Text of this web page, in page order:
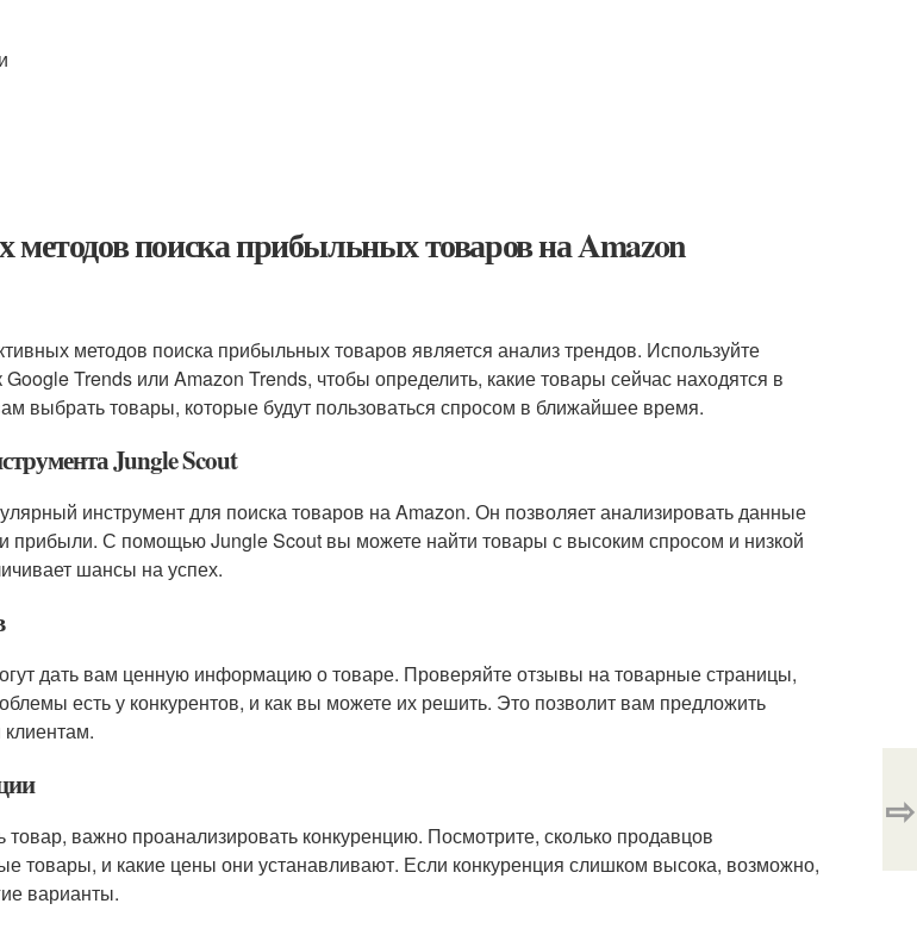
методов поиска прибыльных товаров на Amazon
методов поиска прибыльных товаров является анализ трендов. Используйте
Google Trends или Amazon Trends, чтобы определить, какие товары сейчас находятся в
выбрать товары, которые будут пользоваться спросом в ближайшее время.
Jungle Scout
инструмент для поиска товаров на Amazon. Он позволяет анализировать данные
прибыли. С помощью Jungle Scout вы можете найти товары с высоким спросом и низкой
шансы на успех.
дать вам ценную информацию о товаре. Проверяйте отзывы на товарные страницы,
есть у конкурентов, и как вы можете их решить. Это позволит вам предложить
товар, важно проанализировать конкуренцию. Посмотрите, сколько продавцов
товары, и какие цены они устанавливают. Если конкуренция слишком высока, возможно,
варианты.
⇨